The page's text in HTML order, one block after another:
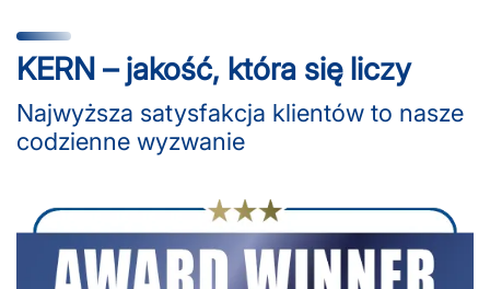
KERN – jakość, która się liczy
Najwyższa satysfakcja klientów to nasze
codzienne wyzwanie